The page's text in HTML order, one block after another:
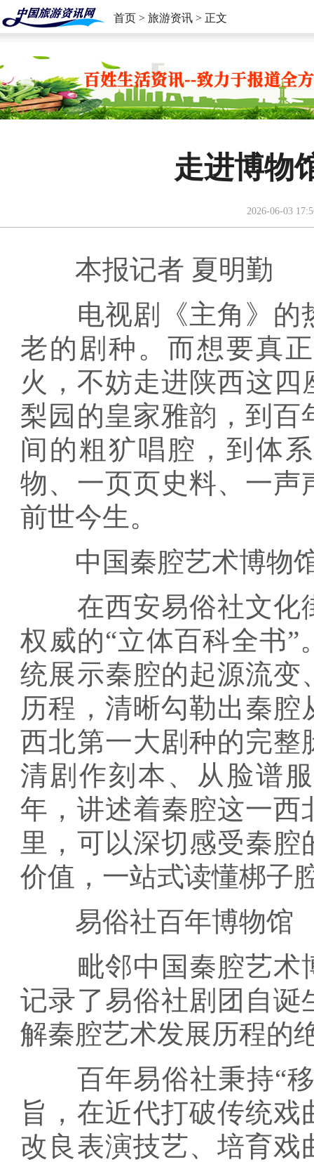
首页 > 旅游资讯 > 正文
走进博物
2026-06-03
本报记者 夏明勤
电视剧《主角》的
老的剧种。而想要真
火，不妨走进陕西这
梨园的皇家雅韵，到百
间的粗犷唱腔，到体
物、一页页史料、一声
前世今生。
中国秦腔艺术博物
在西安易俗社文化
权威的“立体百科全书
统展示秦腔的起源流变
历程，清晰勾勒出秦
西北第一大剧种的完整
清剧作刻本、从脸谱
年，讲述着秦腔这一西
里，可以深切感受秦
价值，一站式读懂梆子
易俗社百年博物馆
毗邻中国秦腔艺术
记录了易俗社剧团自诞
解秦腔艺术发展历程的
百年易俗社秉持“移
旨，在近代打破传统
改良表演技艺、培育戏